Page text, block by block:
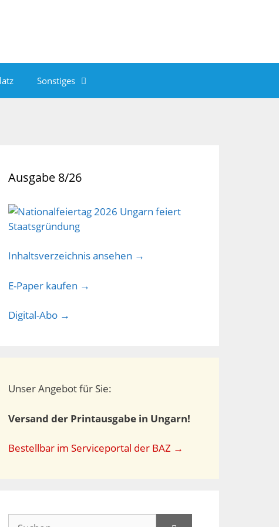
Sonstiges
Ausgabe 8/26
Inhaltsverzeichnis ansehen →
E-Paper kaufen →
Digital-Abo →
Unser Angebot für Sie:
Versand der Printausgabe in Ungarn!
Bestellbar im Serviceportal der BAZ →
Suchen